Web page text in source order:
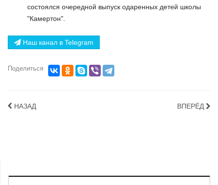
состоялся очередной выпуск одаренных детей школы
"Камертон".
Наш канал в Telegram
Поделиться
НАЗАД ВПЕРЁД